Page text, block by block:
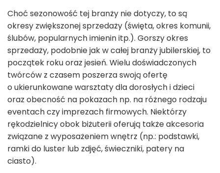
Choć sezonowość tej branży nie dotyczy, to są
okresy zwiększonej sprzedaży (święta, okres komunii,
ślubów, popularnych imienin itp.). Gorszy okres
sprzedaży, podobnie jak w całej branży jubilerskiej, to
początek roku oraz jesień. Wielu doświadczonych
twórców z czasem poszerza swoją ofertę
o ukierunkowane warsztaty dla dorosłych i dzieci
oraz obecność na pokazach np. na różnego rodzaju
eventach czy imprezach firmowych. Niektórzy
rękodzielnicy obok biżuterii oferują także akcesoria
związane z wyposażeniem wnętrz (np.: podstawki,
ramki do luster lub zdjęć, świeczniki, patery na
ciasto).